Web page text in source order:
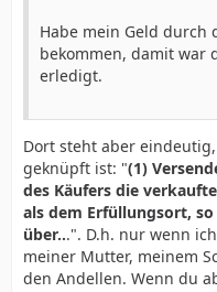
Habe mein Geld durch
bekommen, damit war
erledigt.
Dort steht aber
geknüpft ist: "(1)
des Käufers die
als dem Erfüllungsort,
über...". D.h. nur wenn
meiner Mutter, meinem
den Andellen. Wenn du